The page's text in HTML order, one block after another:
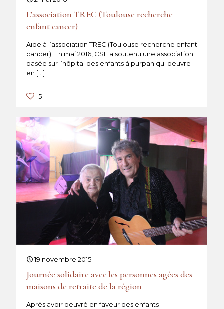
L’association TREC (Toulouse recherche
enfant cancer)
Aide à l’association TREC (Toulouse recherche enfant
cancer). En mai 2016, CSF a soutenu une association
basée sur l’hôpital des enfants à purpan qui oeuvre
en […]
5
19 novembre 2015
Journée solidaire avec les personnes agées des
maisons de retraite de la région
Après avoir oeuvré en faveur des enfants